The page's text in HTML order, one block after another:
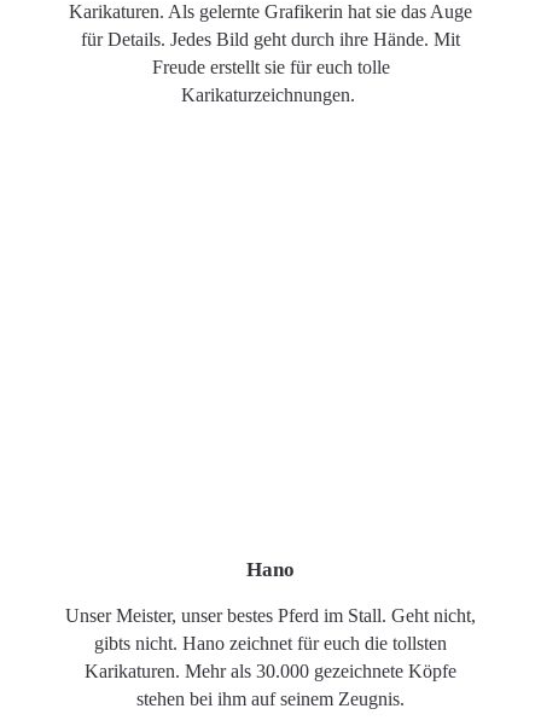
Karikaturen. Als gelernte Grafikerin hat sie das Auge
für Details. Jedes Bild geht durch ihre Hände. Mit
Freude erstellt sie für euch tolle
Karikaturzeichnungen.
Hano
Unser Meister, unser bestes Pferd im Stall. Geht nicht,
gibts nicht. Hano zeichnet für euch die tollsten
Karikaturen. Mehr als 30.000 gezeichnete Köpfe
stehen bei ihm auf seinem Zeugnis.